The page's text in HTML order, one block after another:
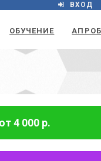
ВХОД
ОБУЧЕНИЕ
4 000 р.